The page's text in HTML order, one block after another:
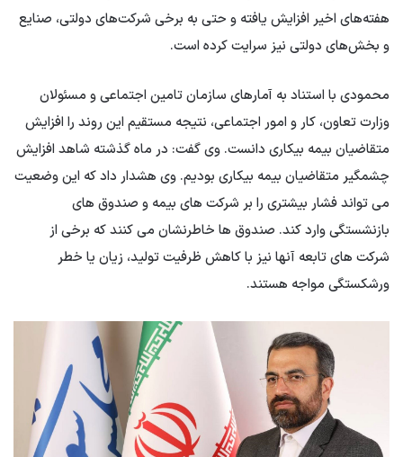
هفته‌های اخیر افزایش یافته و حتی به برخی شرکت‌های دولتی، صنایع
و بخش‌های دولتی نیز سرایت کرده است.
محمودی با استناد به آمارهای سازمان تامین اجتماعی و مسئولان
وزارت تعاون، کار و امور اجتماعی، نتیجه مستقیم این روند را افزایش
متقاضیان بیمه بیکاری دانست. وی گفت: در ماه گذشته شاهد افزایش
چشمگیر متقاضیان بیمه بیکاری بودیم. وی هشدار داد که این وضعیت
می تواند فشار بیشتری را بر شرکت های بیمه و صندوق های
بازنشستگی وارد کند. صندوق ها خاطرنشان می کنند که برخی از
شرکت های تابعه آنها نیز با کاهش ظرفیت تولید، زیان یا خطر
ورشکستگی مواجه هستند.